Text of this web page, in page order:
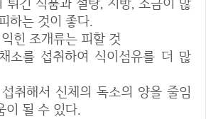
하는 것이 좋다.
힌 조개류는 피할 것
소를 섭취하여 식이섬유를 더 많
취해서 신체의 독소의 양을 줄임
이 될 수 있다.